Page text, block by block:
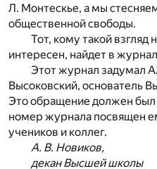
Л. Монтескье, а мы
общественной свободы.
Тот, кому такой взгляд
интересен, найдет в
Этот журнал задумал
Высоковский, основатель
Это обращение должен был
номер журнала посвящен
учеников и коллег.
А. В. Новиков,
декан Высшей школы